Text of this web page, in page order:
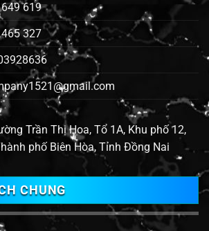
619
327
Trần Thị Hoa, Tổ 1A, Khu phố 12,
phố Biên Hòa, Tỉnh Đồng Nai
CHUNG